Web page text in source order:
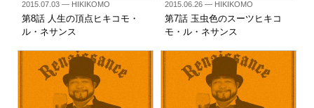
2015.07.03— HIKIKOMO
第8話 人生の頂点ヒキコモ・
ル・ネサンス
2015.06.26— HIKIKOMO
第7話 玉虫色のスーツヒキコ
モ・ル・ネサンス